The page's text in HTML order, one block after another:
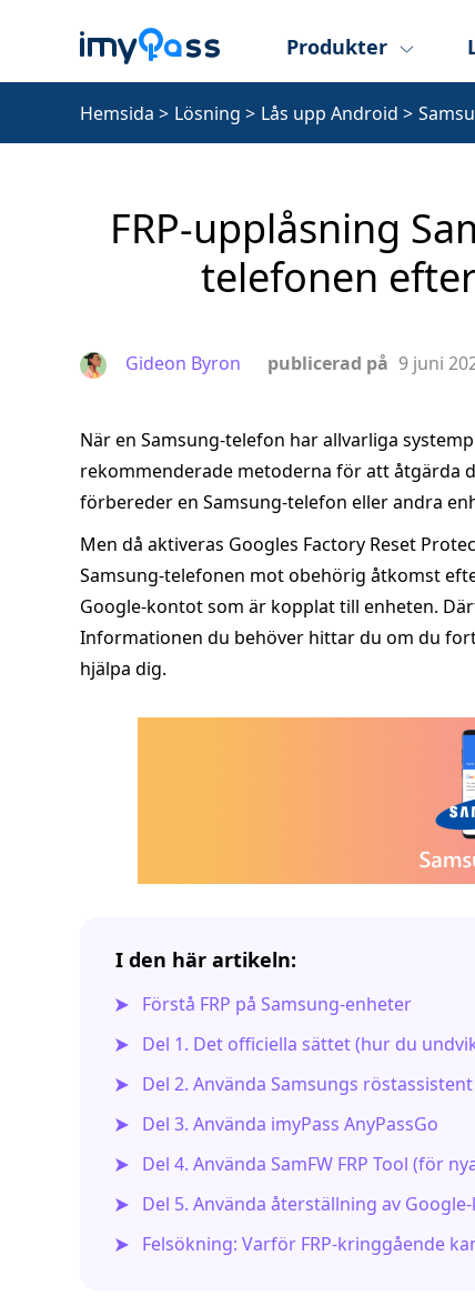
Produkter
Hemsida > Lösning > Lås upp Android >
FRP‑upplåsning
telefonen
Gideon Byron publicerad på 9 juni
När en Samsung‑telefon har allvarliga
rekommenderade metoderna för att åtgärda
förbereder en Samsung‑telefon eller andra
Men då aktiveras Googles Factory Reset
Samsung‑telefonen mot obehörig åtkomst
Google‑kontot som är kopplat till enheten.
Informationen du behöver hittar du om du
hjälpa dig.
I den här artikeln:
Förstå FRP på Samsung‑enheter
Del 1. Det officiella sättet (hur du
Del 2. Använda Samsungs röstassistent
Del 3. Använda imyPass AnyPassGo
Del 4. Använda SamFW FRP Tool (för
Del 5. Använda återställning av
Felsökning: Varför FRP‑kringgående